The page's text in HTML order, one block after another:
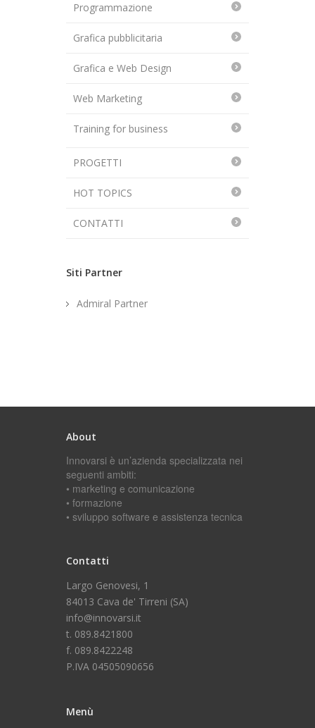
Programmazione
Grafica pubblicitaria
Grafica e Web Design
Web Marketing
Training for business
PROGETTI
HOT TOPICS
CONTATTI
Siti Partner
Admiral Partner
About
Innovarsi è un’azienda specializzata nei
seguenti ambiti:
• marketing e comunicazione
• formazione
• sviluppo software e assistenza tecnica
Contatti
Largo Genovesi, 1
84013 Cava de' Tirreni (SA)
info@innovarsi.it
t. 089.8421800
f. 089.8422248
P.IVA 04505090656
Menù